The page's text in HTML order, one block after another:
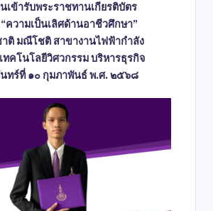
เข้ารับพระราชทานเกียรติบัตร
ความเป็นเลิศด้านอาชีวศึกษา”
ติ มณีโชติ สาขางานไฟฟ้ากำลัง
ทคโนโลยีวิศวกรรม บริหารธุรกิจ
ทร์ที่ ๑๐ กุมภาพันธ์ พ.ศ. ๒๕๖๘